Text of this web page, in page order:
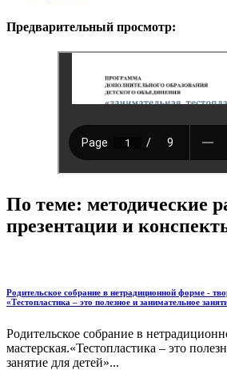
Предварительный просмотр:
По теме: методические
презентации и
Родительское собрание в нетрадиционной форме -
«Тестопластика – это полезное и занимательное
Родительское собрание в
мастерская.«Тестопластика – это
занятие для детей»...